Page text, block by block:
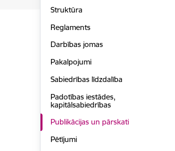
Struktūra
Reglaments
Darbības jomas
Pakalpojumi
Sabiedrības līdzdalība
Padotības iestādes,
kapitālsabiedrības
Publikācijas un pārskati
Pētījumi